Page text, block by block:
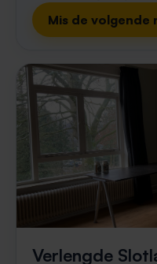
Mis de
Verlengde